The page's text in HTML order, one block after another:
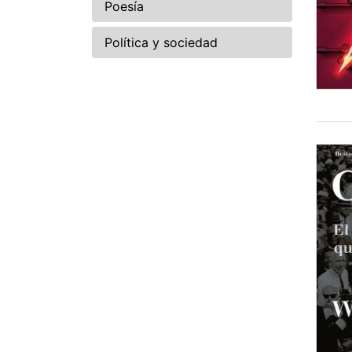
Poesía
Política y sociedad